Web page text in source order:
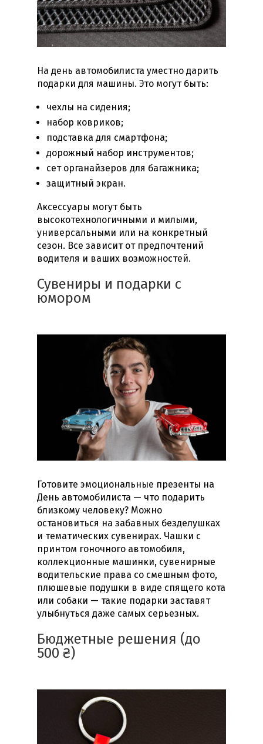
На день автомобилиста уместно дарить
подарки для машины. Это могут быть:
чехлы на сидения;
набор ковриков;
подставка для смартфона;
дорожный набор инструментов;
сет органайзеров для багажника;
защитный экран.
Аксессуары могут быть
высокотехнологичными и милыми,
универсальными или на конкретный
сезон. Все зависит от предпочтений
водителя и ваших возможностей.
Сувениры и подарки с
юмором
Готовите эмоциональные презенты на
День автомобилиста — что подарить
близкому человеку? Можно
остановиться на забавных безделушках
и тематических сувенирах. Чашки с
принтом гоночного автомобиля,
коллекционные машинки, сувенирные
водительские права со смешным фото,
плюшевые подушки в виде спящего кота
или собаки — такие подарки заставят
улыбнуться даже самых серьезных.
Бюджетные решения (до
500 ₴)